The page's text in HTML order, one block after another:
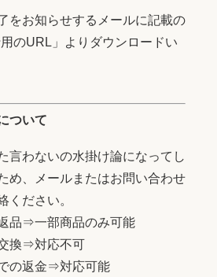
をお知らせするメールに記載の
用のURL」よりダウンロードい
ついて
言わないの水掛け論になってし
め、メールまたはお問い合わせ
ください。
品⇒一部商品のみ可能
換⇒対応不可
の返金⇒対応可能